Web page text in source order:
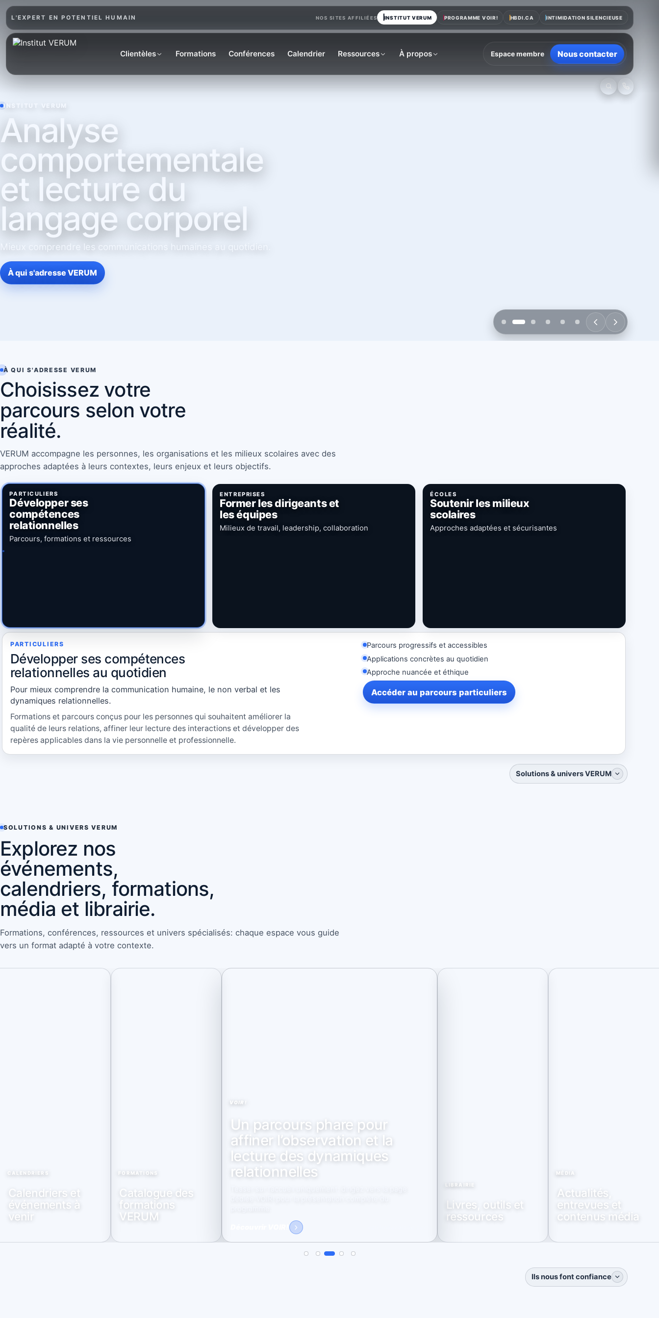
L'EXPERT EN POTENTIEL HUMAIN NOS SITES AFFILIÉES INSTITUT VERUM PROGRAMME VOIR! HBDI.CA INTIMIDATION SILENCIEUSE
Clientèles Formations Conférences Calendrier Ressources À propos Espace membre Nous contacter
INSTITUT VERUM
Analyse
comportementale
et lecture du
langage corporel
Mieux comprendre les communications humaines au quotidien.
À qui s'adresse VERUM
À QUI S'ADRESSE VERUM
Choisissez votre
parcours selon votre
réalité.
VERUM accompagne les personnes, les organisations et les milieux scolaires avec des
approches adaptées à leurs contextes, leurs enjeux et leurs objectifs.
PARTICULIERS
Développer ses
compétences
relationnelles
Parcours, formations et ressources
ENTREPRISES
Former les dirigeants et
les équipes
Milieux de travail, leadership, collaboration
ÉCOLES
Soutenir les milieux
scolaires
Approches adaptées et sécurisantes
PARTICULIERS
Développer ses compétences
relationnelles au quotidien
Pour mieux comprendre la communication humaine, le non verbal et les
dynamiques relationnelles.
Formations et parcours conçus pour les personnes qui souhaitent améliorer la
qualité de leurs relations, affiner leur lecture des interactions et développer des
repères applicables dans la vie personnelle et professionnelle.
Parcours progressifs et accessibles
Applications concrètes au quotidien
Approche nuancée et éthique
Accéder au parcours particuliers
Solutions & univers VERUM
SOLUTIONS & UNIVERS VERUM
Explorez nos
événements,
calendriers, formations,
média et librairie.
Formations, conférences, ressources et univers spécialisés: chaque espace vous guide
vers un format adapté à votre contexte.
CALENDRIERS
Calendriers et
événements à
venir
FORMATIONS
Catalogue des
formations
VERUM
VOIR!
Un parcours phare pour
affiner l’observation et la
lecture des dynamiques
relationnelles
LIBRAIRIE
Livres, outils et
ressources
MÉDIA
Actualités,
entrevues et
contenus média
Ils nous font confiance